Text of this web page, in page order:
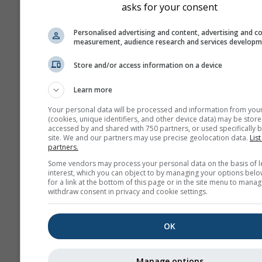
um pouco diferentes dos
Pode encontrar a altitude
coordenadas.
Durante um mês, há
diárias para valores
máximos e médios. Para
meses há agregações
Também oferecemos
brutos para venda. Por
entre em contacto
Os dados meteorológicos
asks for your consent
Personalised advertising and content, advertising and
measurement, audience research and services
Store and/or access information on a device
Learn more
Your personal data will be processed and information from
(cookies, unique identifiers, and other device data) may be
accessed by and shared with 750 partners, or used specifically
site. We and our partners may use precise geolocation data.
partners.
Some vendors may process your personal data on the basis of
interest, which you can object to by managing your options
for a link at the bottom of this page or in the site menu to
withdraw consent in privacy and cookie settings.
OK